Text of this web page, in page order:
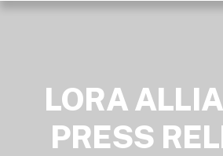
LORA
PRESS